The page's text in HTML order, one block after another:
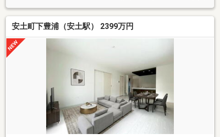
安土町下豊浦（安土駅） 2399万円